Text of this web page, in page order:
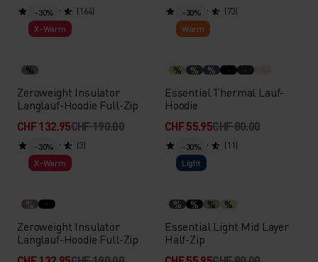
(164) (73)
-30%
X-Warm
%
Zeroweight Insulator
Langlauf-Hoodie Full-Zip
CHF 132.95CHF 190.00
(3)
-30%
Warm
% % %
Essential Thermal Lauf-
Hoodie
CHF 55.95CHF 80.00
(11)
-30%
X-Warm
%
Zeroweight Insulator
Langlauf-Hoodie Full-Zip
-30%
Light
% % % %
Essential Light Mid Layer
Half-Zip